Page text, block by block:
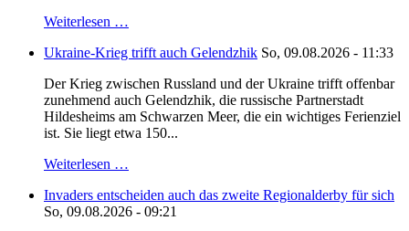
Weiterlesen …
Ukraine-Krieg trifft auch Gelendzhik So, 09.08.2026 - 11:33
Der Krieg zwischen Russland und der Ukraine trifft offenbar
zunehmend auch Gelendzhik, die russische Partnerstadt
Hildesheims am Schwarzen Meer, die ein wichtiges Ferienziel
ist. Sie liegt etwa 150...
Weiterlesen …
Invaders entscheiden auch das zweite Regionalderby für sich
So, 09.08.2026 - 09:21